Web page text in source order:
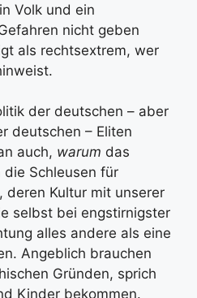
Volk und ein
nicht geben
als rechtsextrem, wer
der deutschen – aber
deutschen – Eliten
auch, warum das
Schleusen für
deren Kultur mit unserer
selbst bei engstirnigster
alles andere als eine
Angeblich brauchen
Gründen, sprich
Kinder bekommen.